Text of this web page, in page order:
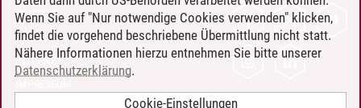
KONTAKT
LEUPHANA ALS ARBEITGEBER
INTRANET
Wenn Sie auf "Nur notwendige Cookies verwenden" klicken,
findet die vorgehend beschriebene Übermittlung nicht statt.
Nähere Informationen hierzu entnehmen Sie bitte unserer
Datenschutzerklärung.
Cookie-Einstellungen